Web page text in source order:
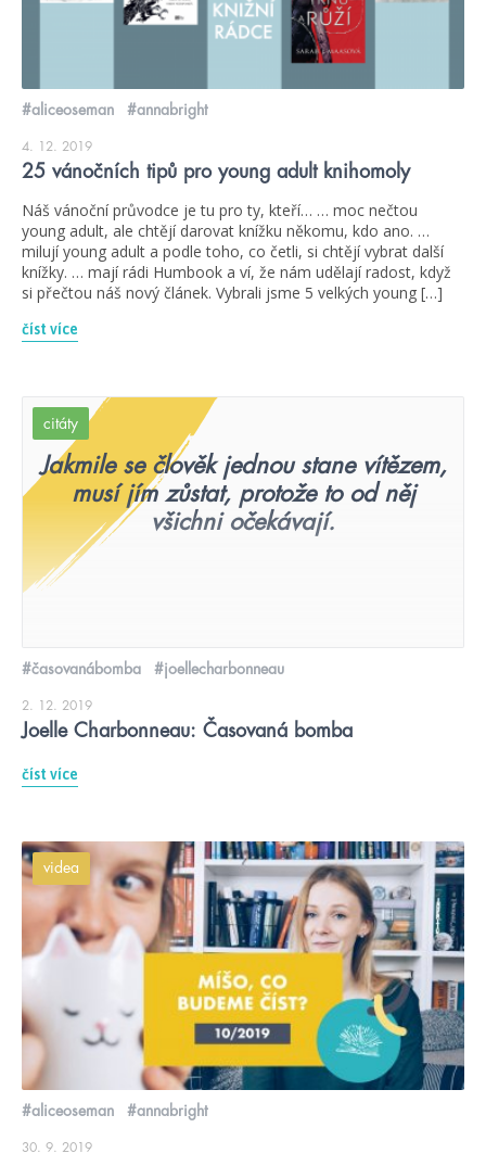
#aliceoseman #annabright
4. 12. 2019
25 vánočních tipů pro young adult knihomoly
Náš vánoční průvodce je tu pro ty, kteří… … moc nečtou
young adult, ale chtějí darovat knížku někomu, kdo ano. …
milují young adult a podle toho, co četli, si chtějí vybrat další
knížky. … mají rádi Humbook a ví, že nám udělají radost, když
si přečtou náš nový článek. Vybrali jsme 5 velkých young […]
číst více
citáty
Jakmile se člověk jednou stane vítězem,
musí jím zůstat, protože to od něj
všichni očekávají.
#časovanábomba #joellecharbonneau
2. 12. 2019
Joelle Charbonneau: Časovaná bomba
číst více
videa
#aliceoseman #annabright
30. 9. 2019